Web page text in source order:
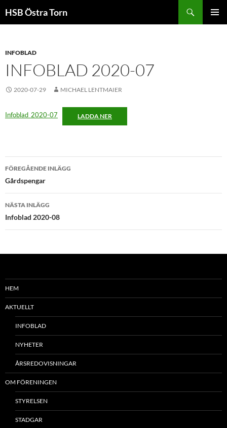
HSB Östra Torn
INFOBLAD
INFOBLAD 2020-07
2020-07-29 MICHAEL LENTMAIER
Infoblad_2020-07 LADDA NER
Inläggsnavigering
FÖREGÅENDE INLÄGG
Gårdspengar
NÄSTA INLÄGG
Infoblad 2020-08
HEM
AKTUELLT
INFOBLAD
NYHETER
ÅRSREDOVISNINGAR
OM FÖRENINGEN
STYRELSEN
STADGAR